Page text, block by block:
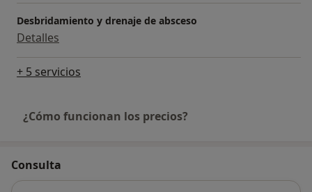
Desbridamiento y drenaje de absceso
Detalles
+ 5 servicios
¿Cómo funcionan los precios?
Consulta